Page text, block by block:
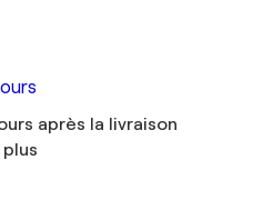
après la livraison
plus